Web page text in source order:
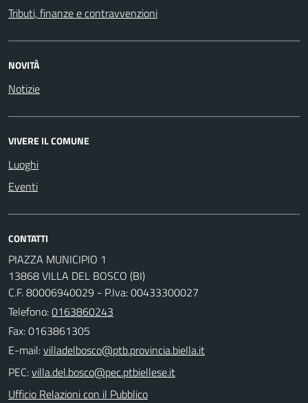
Tributi, finanze e contravvenzioni
NOVITÀ
Notizie
VIVERE IL COMUNE
Luoghi
Eventi
CONTATTI
PIAZZA MUNICIPIO 1
13868 VILLA DEL BOSCO (BI)
C.F. 80006940029 - P.Iva: 00433300027
Telefono:0163860243
Fax: 0163861305
E-mail:
PEC:
Ufficio Relazioni con il Pubblico